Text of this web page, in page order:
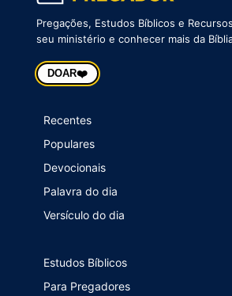
Pregações, Estudos Bíblicos e
seu ministério e conhecer mais da
DOAR❤️
Recentes
Populares
Devocionais
Palavra do dia
Versículo do dia
Estudos Bíblicos
Para Pregadores